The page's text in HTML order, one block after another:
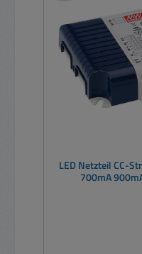
LED Netzteil CC-
700mA